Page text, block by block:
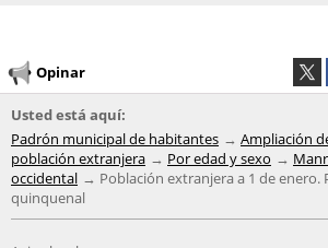
Opinar
Usted está aquí:
Padrón municipal de habitantes
Ampliación
población extranjera
Por edad y sexo
occidental
Población extranjera a 1 de enero.
quinquenal